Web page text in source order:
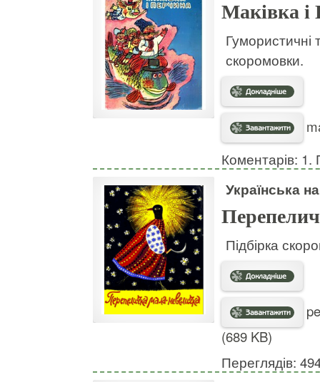
Маківка і
Гумористичні
скоромовки.
Коментарів: 1.
Українська
Підбірка
(689 KB)
Переглядів: